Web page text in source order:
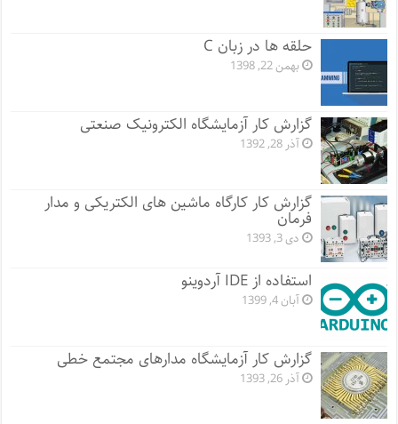
حلقه ها در زبان C
بهمن 22, 1398
گزارش کار آزمایشگاه الکترونیک صنعتی
آذر 28, 1392
گزارش کار کارگاه ماشین های الکتریکی و مدار
فرمان
دی 3, 1393
استفاده از IDE آردوینو
آبان 4, 1399
گزارش کار آزمایشگاه مدارهای مجتمع خطی
آذر 26, 1393